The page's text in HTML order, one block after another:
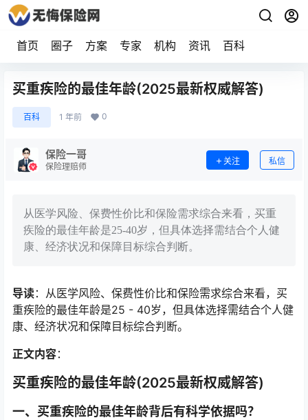
首页 圈子 方案 专家 机构 资讯 百科
买重疾险的最佳年龄(2025最新权威解答)
百科 1 年前 0
保险一哥
保险理赔师
关注 私信
从医学风险、保费性价比和保险需求综合来看，买重
疾险的最佳年龄是25-40岁，但具体选择需结合个人健
康、经济状况和保障目标综合判断。
导读：从医学风险、保费性价比和保险需求综合来看，买
重疾险的最佳年龄是25 - 40岁，但具体选择需结合个人健
康、经济状况和保障目标综合判断。
正文内容：
买重疾险的最佳年龄(2025最新权威解答)
一、买重疾险的最佳年龄背后有科学依据吗？